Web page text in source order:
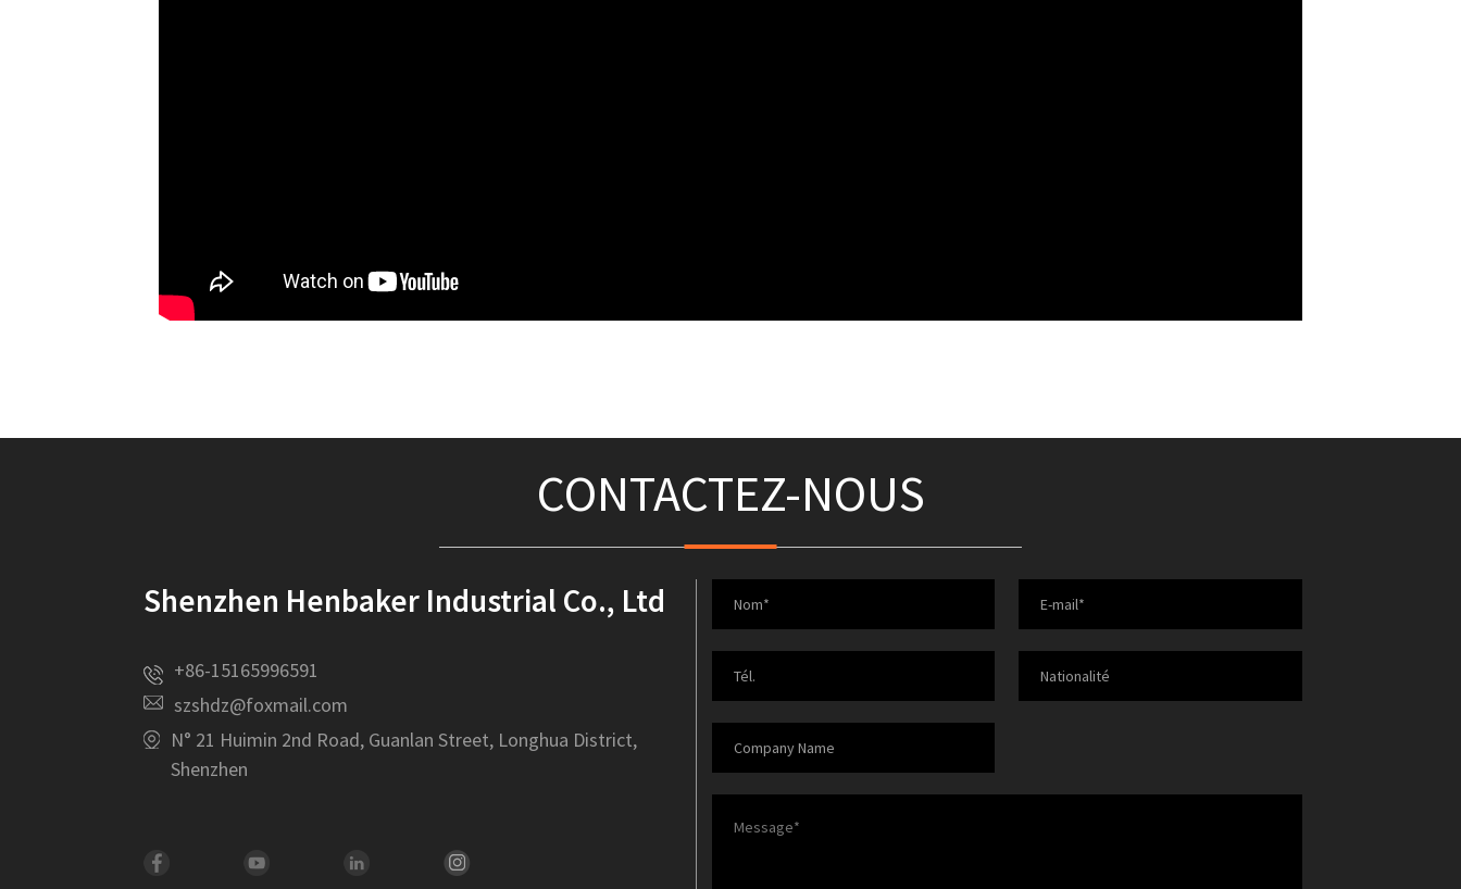
CONTACTEZ-NOUS
Shenzhen Henbaker Industrial Co., Ltd
+86-15165996591
szshdz@foxmail.com
N° 21 Huimin 2nd Road, Guanlan Street, Longhua District,
Shenzhen